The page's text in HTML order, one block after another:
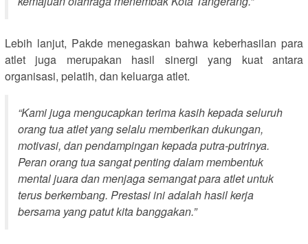
Lebih lanjut, Pakde menegaskan bahwa keberhasilan para
atlet juga merupakan hasil sinergi yang kuat antara
organisasi, pelatih, dan keluarga atlet.
“Kami juga mengucapkan terima kasih kepada seluruh
orang tua atlet yang selalu memberikan dukungan,
motivasi, dan pendampingan kepada putra-putrinya.
Peran orang tua sangat penting dalam membentuk
mental juara dan menjaga semangat para atlet untuk
terus berkembang. Prestasi ini adalah hasil kerja
bersama yang patut kita banggakan.”